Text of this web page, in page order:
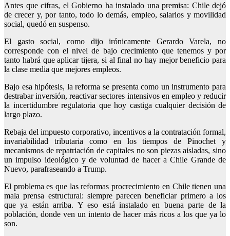
Antes que cifras, el Gobierno ha instalado una premisa: Chile dejó
de crecer y, por tanto, todo lo demás, empleo, salarios y movilidad
social, quedó en suspenso.
El gasto social, como dijo irónicamente Gerardo Varela, no
corresponde con el nivel de bajo crecimiento que tenemos y por
tanto habrá que aplicar tijera, si al final no hay mejor beneficio para
la clase media que mejores empleos.
Bajo esa hipótesis, la reforma se presenta como un instrumento para
destrabar inversión, reactivar sectores intensivos en empleo y reducir
la incertidumbre regulatoria que hoy castiga cualquier decisión de
largo plazo.
Rebaja del impuesto corporativo, incentivos a la contratación formal,
invariabilidad tributaria como en los tiempos de Pinochet y
mecanismos de repatriación de capitales no son piezas aisladas, sino
un impulso ideológico y de voluntad de hacer a Chile Grande de
Nuevo, parafraseando a Trump.
El problema es que las reformas procrecimiento en Chile tienen una
mala prensa estructural: siempre parecen beneficiar primero a los
que ya están arriba. Y eso está instalado en buena parte de la
población, donde ven un intento de hacer más ricos a los que ya lo
son.